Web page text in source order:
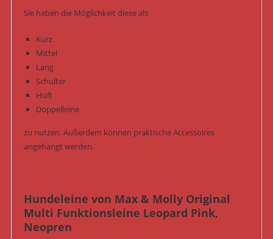
Sie haben die Möglichkeit diese als
Kurz
Mittel
Lang
Schulter
Hüft
Doppelleine
zu nutzen. Außerdem können praktische Accessoires
angehängt werden.
Hundeleine von Max & Molly Original
Multi Funktionsleine Leopard Pink,
Neopren